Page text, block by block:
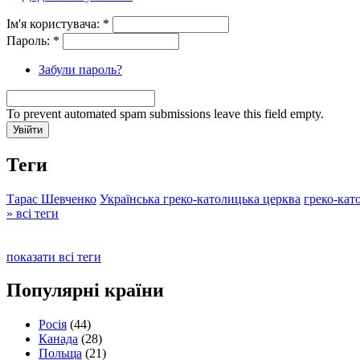
Ім'я користувача: *
Пароль: *
Забули пароль?
To prevent automated spam submissions leave this field empty.
Теги
Тарас Шевченко Українська греко-католицька церква греко-
» всі теги
показати всі теги
Популярні країни
Росія (44)
Канада (28)
Польща (21)